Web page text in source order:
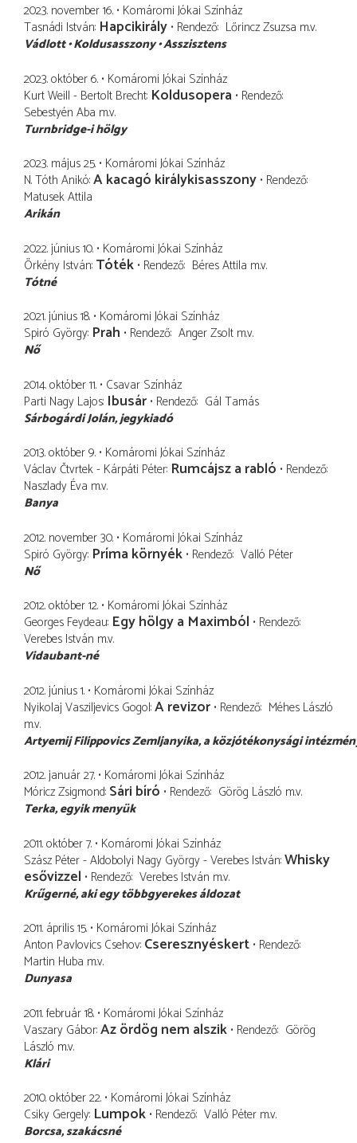
2023. november 16. Komáromi Jókai Színház
Tasnádi István Hapcikirály Rendező Lőrincz Zsuzsa m.v.
Vádlott Koldusasszony Asszisztens
2023. október 6. Komáromi Jókai Színház
Kurt Weill - Bertolt Brecht Koldusopera Rendező
Sebestyén Aba m.v.
Turnbridge-i hölgy
2023. május 25. Komáromi Jókai Színház
N. Tóth Anikó A kacagó királykisasszony Rendező
Matusek Attila
Arikán
2022. június 10. Komáromi Jókai Színház
Örkény István Tóték Rendező Béres Attila m.v.
Tótné
2021. június 18. Komáromi Jókai Színház
Spiró György Prah Rendező Anger Zsolt m.v.
Nő
2014. október 11. Csavar Színház
Parti Nagy Lajos Ibusár Rendező Gál Tamás
Sárbogárdi Jolán jegykiadó
2013. október 9. Komáromi Jókai Színház
Václav Čtvrtek - Kárpáti Péter Rumcájsz a rabló Rendező
Naszlady Éva m.v.
Banya
2012. november 30. Komáromi Jókai Színház
Spiró György Príma környék Rendező Valló Péter
Nő
2012. október 12. Komáromi Jókai Színház
Georges Feydeau Egy hölgy a Maximból Rendező
Verebes István m.v.
Vidaubant-né
2012. június 1. Komáromi Jókai Színház
Nyikolaj Vasziljevics Gogol A revizor Rendező Méhes László
m.v.
Artyemij Filippovics Zemljanyika a közjótékonysági
2012. január 27. Komáromi Jókai Színház
Móricz Zsigmond Sári bíró Rendező Görög László m.v.
Terka egyik menyük
2011. október 7. Komáromi Jókai Színház
Szász Péter - Aldobolyi Nagy György - Verebes István Whisky
esővizzel Rendező Verebes István m.v.
Krűgerné aki egy többgyerekes áldozat
2011. április 15. Komáromi Jókai Színház
Anton Pavlovics Csehov Cseresznyéskert Rendező
Martin Huba m.v.
Dunyasa
2011. február 18. Komáromi Jókai Színház
Vaszary Gábor Az ördög nem alszik Rendező Görög
László m.v.
Klári
2010. október 22. Komáromi Jókai Színház
Csiky Gergely Lumpok Rendező Valló Péter m.v.
Borcsa szakácsné